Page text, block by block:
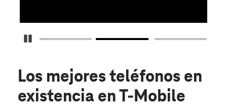
Detener carrusel
Los mejores teléfonos en
existencia en T-Mobile